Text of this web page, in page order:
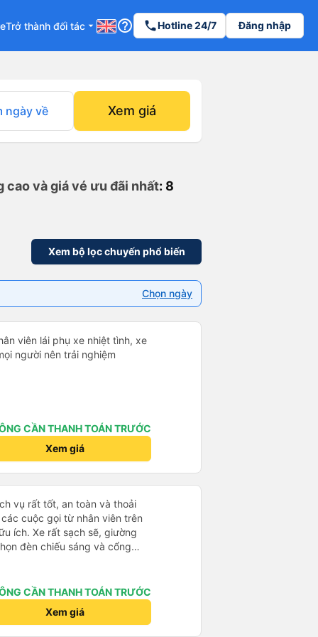
Trở thành đối tác arrow_drop_down help_outline phoneHotline 24/7 Đăng nhập
ngày về Xem giá
cao và giá vé ưu đãi nhất: 8
Xem bộ lọc chuyến phổ biến
Chọn ngày
viên lái phụ xe nhiệt tình, xe
người nên trải nghiệm
CẦN THANH TOÁN TRƯỚC
Xem giá
vụ rất tốt, an toàn và thoải
cuộc gọi từ nhân viên trên
ích. Xe rất sạch sẽ, giường
đèn chiếu sáng và cổng
CẦN THANH TOÁN TRƯỚC
Xem giá